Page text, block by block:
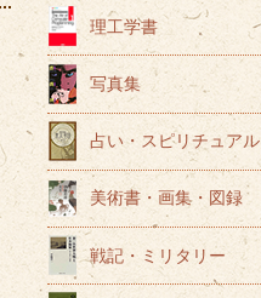
理工学書
写真集
占い・スピリチュアル
美術書・画集・図録
戦記・ミリタリー